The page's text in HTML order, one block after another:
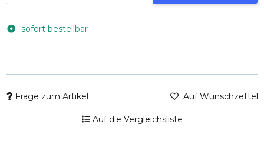
sofort bestellbar
Frage zum Artikel Auf Wunschzettel
Auf die Vergleichsliste